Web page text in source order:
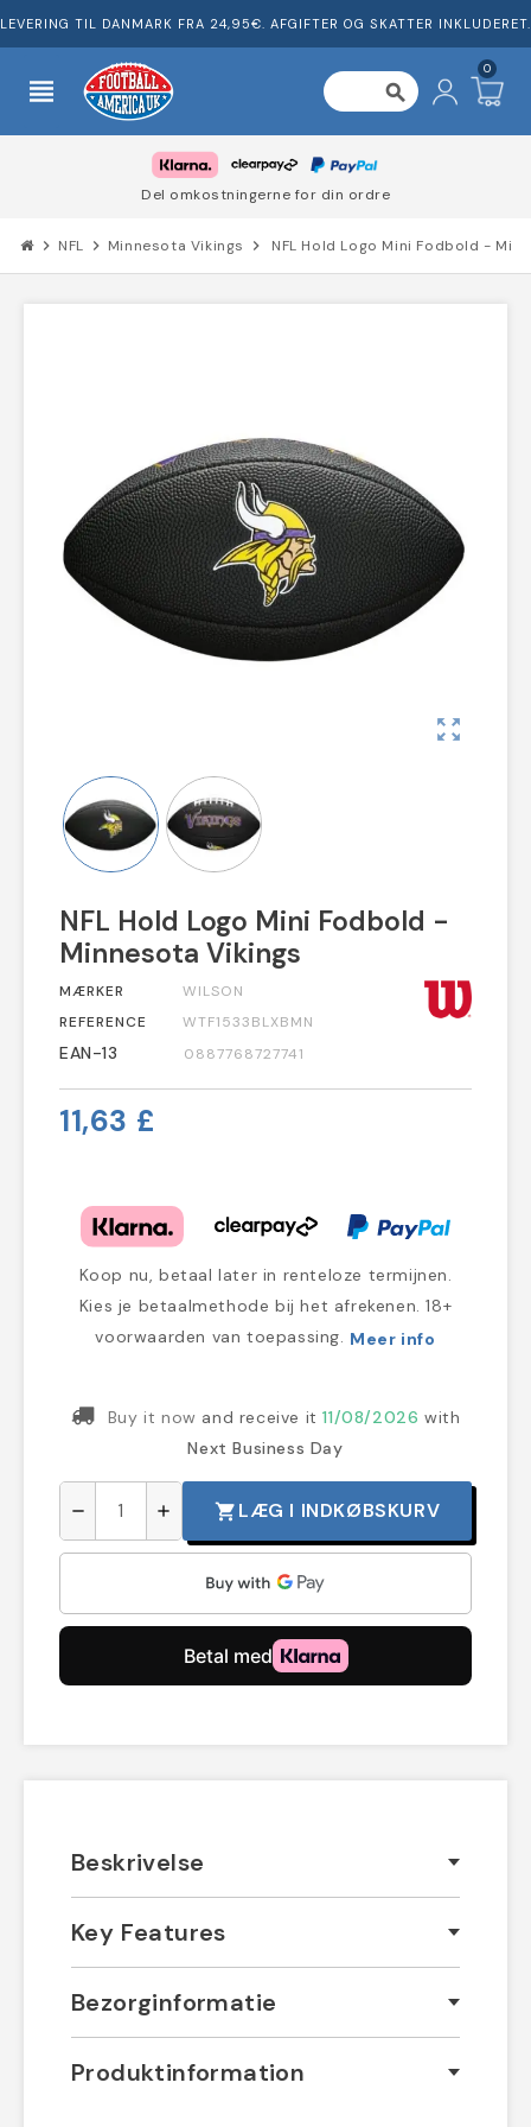
LEVERING TIL DANMARK FRA 24,95€. AFGIFTER OG SKATTER INKLUDERET.
view_headline search
0
Del omkostningerne for din ordre
chevron_right NFL chevron_right Minnesota Vikings chevron_right NFL Hold Logo Mini Fodbold -
zoom_out_map
NFL Hold Logo Mini Fodbold -
Minnesota Vikings
MÆRKER
WILSON
REFERENCE
WTF1533BLXBMN
EAN-13 0887768727741
11,63 £
Koop nu, betaal later in renteloze termijnen.
Kies je betaalmethode bij het afrekenen. 18+
voorwaarden van toepassing. Meer info
Buy it now and receive it11/08/2026 with
Next Business Day
remove add shopping_cart LÆG I INDKØBSKURV
Beskrivelse
Key Features
Bezorginformatie
Produktinformation